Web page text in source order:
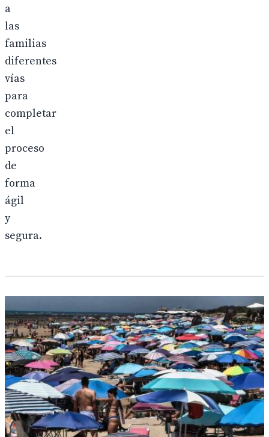
a
las
familias
diferentes
vías
para
completar
el
proceso
de
forma
ágil
y
segura.